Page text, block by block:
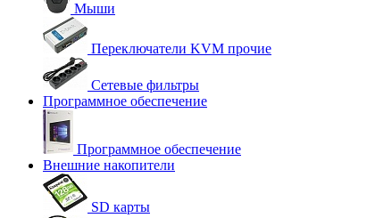
Мыши
Переключатели KVM прочие
Сетевые фильтры
Программное обеспечение
Программное обеспечение
Внешние накопители
SD карты